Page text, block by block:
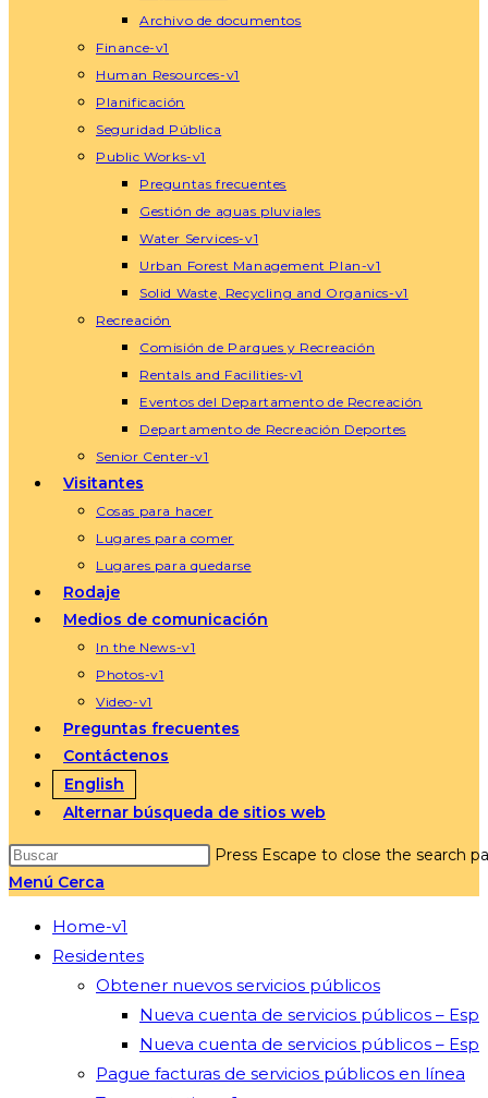
Archivo de documentos
Finance-v1
Human Resources-v1
Planificación
Seguridad Pública
Public Works-v1
Preguntas frecuentes
Gestión de aguas pluviales
Water Services-v1
Urban Forest Management Plan-v1
Solid Waste, Recycling and Organics-v1
Recreación
Comisión de Parques y Recreación
Rentals and Facilities-v1
Eventos del Departamento de Recreación
Departamento de Recreación Deportes
Senior Center-v1
Visitantes
Cosas para hacer
Lugares para comer
Lugares para quedarse
Rodaje
Medios de comunicación
In the News-v1
Photos-v1
Video-v1
Preguntas frecuentes
Contáctenos
English
Alternar búsqueda de sitios web
Press Escape to close the search
Menú Cerca
Home-v1
Residentes
Obtener nuevos servicios públicos
Nueva cuenta de servicios públicos – Esp
Nueva cuenta de servicios públicos – Esp
Pague facturas de servicios públicos en línea